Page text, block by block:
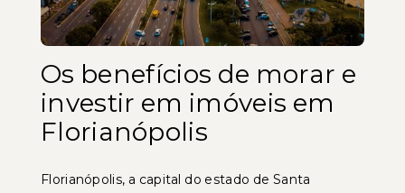
Os benefícios de morar e
investir em imóveis em
Florianópolis
Florianópolis, a capital do estado de Santa